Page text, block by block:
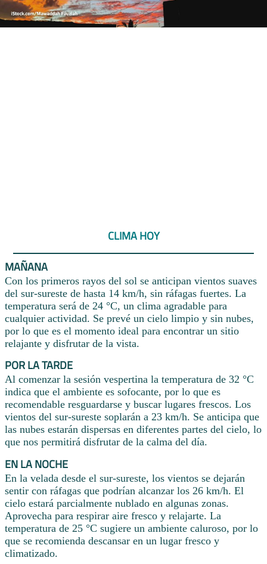
CLIMA HOY
MAÑANA
Con los primeros rayos del sol se anticipan vientos suaves
del sur-sureste de hasta 14 km/h, sin ráfagas fuertes. La
temperatura será de 24 °C, un clima agradable para
cualquier actividad. Se prevé un cielo limpio y sin nubes,
por lo que es el momento ideal para encontrar un sitio
relajante y disfrutar de la vista.
POR LA TARDE
Al comenzar la sesión vespertina la temperatura de 32 °C
indica que el ambiente es sofocante, por lo que es
recomendable resguardarse y buscar lugares frescos. Los
vientos del sur-sureste soplarán a 23 km/h. Se anticipa que
las nubes estarán dispersas en diferentes partes del cielo, lo
que nos permitirá disfrutar de la calma del día.
EN LA NOCHE
En la velada desde el sur-sureste, los vientos se dejarán
sentir con ráfagas que podrían alcanzar los 26 km/h. El
cielo estará parcialmente nublado en algunas zonas.
Aprovecha para respirar aire fresco y relajarte. La
temperatura de 25 °C sugiere un ambiente caluroso, por lo
que se recomienda descansar en un lugar fresco y
climatizado.